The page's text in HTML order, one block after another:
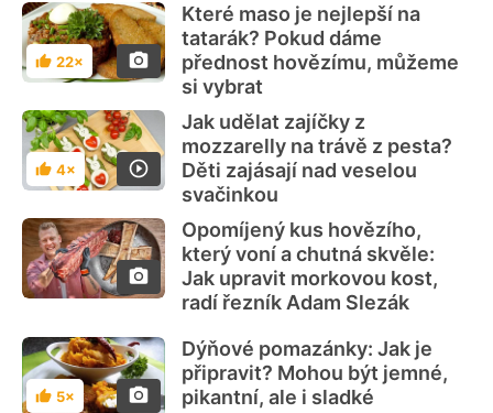
Hodnocení
22×
Které maso je nejlepší na
tatarák? Pokud dáme
přednost hovězímu, můžeme
si vybrat
Hodnocení
4×
Jak udělat zajíčky z
mozzarelly na trávě z pesta?
Děti zajásají nad veselou
svačinkou
Opomíjený kus hovězího,
který voní a chutná skvěle:
Jak upravit morkovou kost,
radí řezník Adam Slezák
Hodnocení
5×
Dýňové pomazánky: Jak je
připravit? Mohou být jemné,
pikantní, ale i sladké